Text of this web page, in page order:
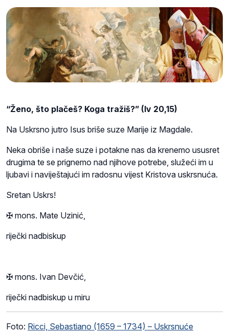
“Ženo, što plačeš? Koga tražiš?” (Iv 20,15)
Na Uskrsno jutro Isus briše suze Marije iz Magdale.
Neka obriše i naše suze i potakne nas da krenemo ususret
drugima te se prignemo nad njihove potrebe, služeći im u
ljubavi i naviještajući im radosnu vijest Kristova uskrsnuća.
Sretan Uskrs!
✠ mons. Mate Uzinić
riječki nadbiskup
✠ mons. Ivan Devčić
riječki nadbiskup u miru
Foto: Ricci, Sebastiano (1659 – 1734) – Uskrsnuće